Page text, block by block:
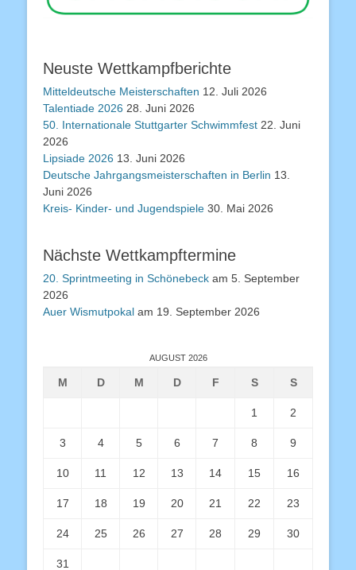
Neuste Wettkampfberichte
Mitteldeutsche Meisterschaften 12. Juli 2026
Talentiade 2026 28. Juni 2026
50. Internationale Stuttgarter Schwimmfest 22. Juni
2026
Lipsiade 2026 13. Juni 2026
Deutsche Jahrgangsmeisterschaften in Berlin 13.
Juni 2026
Kreis- Kinder- und Jugendspiele 30. Mai 2026
Nächste Wettkampftermine
20. Sprintmeeting in Schönebeck am 5. September
2026
Auer Wismutpokal am 19. September 2026
AUGUST 2026
M D M D F S S
1 2
3 4 5 6 7 8 9
10 11 12 13 14 15 16
17 18 19 20 21 22 23
24 25 26 27 28 29 30
31